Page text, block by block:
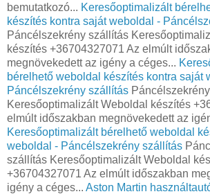
bemutatkozó... Keresőoptimalizált
készítés kontra saját weboldal -
Páncélszekrény szállítás
készítés +36704327071 Az elmúlt
megnövekedett az igény a céges...
bérelhető weboldal készítés kontra saját
Páncélszekrény szállítás
Keresőoptimalizált Weboldal készítés
elmúlt időszakban megnövekedett az
Keresőoptimalizált bérelhető weboldal
weboldal - Páncélszekrény szállítás
szállítás Keresőoptimalizált Weboldal
+36704327071 Az elmúlt időszakban
igény a céges... Aston Martin